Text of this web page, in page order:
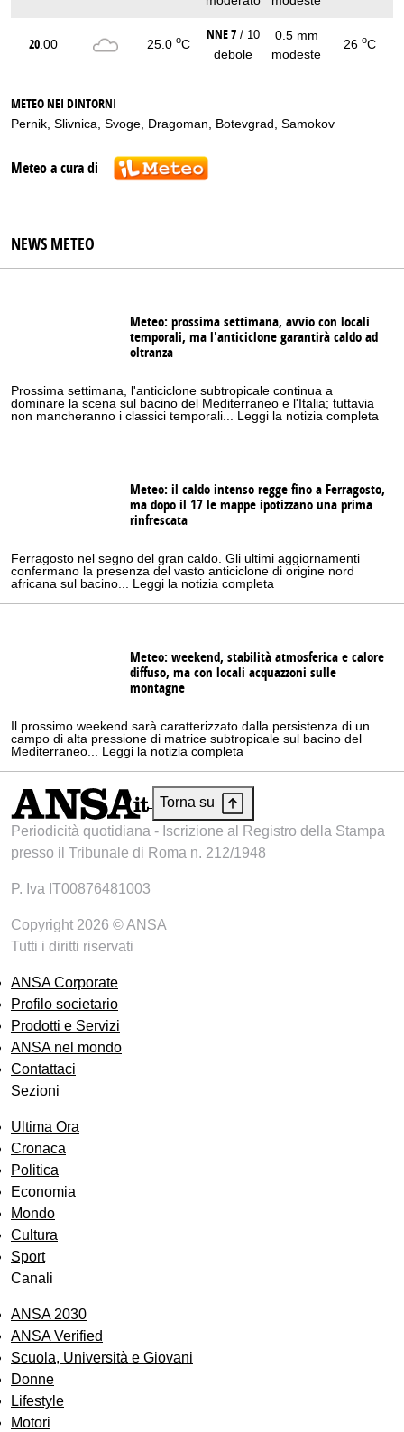
20 .00 25.0 oC
NNE 7 / 10
debole
0.5 mm
modeste
26 oC
METEO NEI DINTORNI
Pernik Slivnica Svoge Dragoman Botevgrad Samokov
Meteo a cura di
NEWS METEO
Meteo: prossima settimana, avvio con locali
temporali, ma l'anticiclone garantirà caldo ad
oltranza
Prossima settimana, l'anticiclone subtropicale continua a
dominare la scena sul bacino del Mediterraneo e l'Italia; tuttavia
non mancheranno i classici temporali... Leggi la notizia completa
Meteo: il caldo intenso regge fino a Ferragosto,
ma dopo il 17 le mappe ipotizzano una prima
rinfrescata
Ferragosto nel segno del gran caldo. Gli ultimi aggiornamenti
confermano la presenza del vasto anticiclone di origine nord
africana sul bacino... Leggi la notizia completa
Meteo: weekend, stabilità atmosferica e calore
diffuso, ma con locali acquazzoni sulle
montagne
Il prossimo weekend sarà caratterizzato dalla persistenza di un
campo di alta pressione di matrice subtropicale sul bacino del
Mediterraneo... Leggi la notizia completa
Torna su
Periodicità quotidiana - Iscrizione al Registro della Stampa
presso il Tribunale di Roma n. 212/1948
P. Iva IT00876481003
Copyright 2026 © ANSA
Tutti i diritti riservati
ANSA Corporate
Profilo societario
Prodotti e Servizi
ANSA nel mondo
Contattaci
Sezioni
Ultima Ora
Cronaca
Politica
Economia
Mondo
Cultura
Sport
Canali
ANSA 2030
ANSA Verified
Scuola, Università e Giovani
Donne
Lifestyle
Motori